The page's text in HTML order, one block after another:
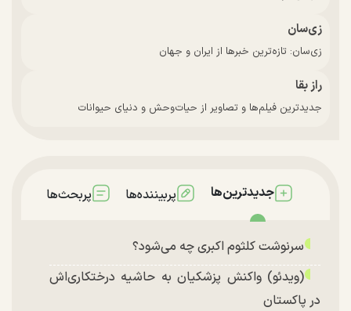
زی‌سان
زی‌سان: تازه‌ترین خبرها از ایران و جهان
راز بقا
جدیدترین فیلم‌ها و تصاویر از حیات‌وحش و دنیای حیوانات
جدیدترین‌ها پربیننده‌ها پربحث‌ها
سرنوشت کلثوم اکبری چه می‌شود؟
(ویدئو) واکنش پزشکیان به حاشیه درختکاری‌اش
در پاکستان